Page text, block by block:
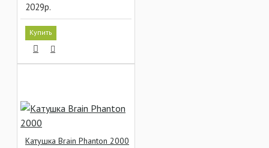
2029р.
Купить
Катушка Brain Phanton 2000